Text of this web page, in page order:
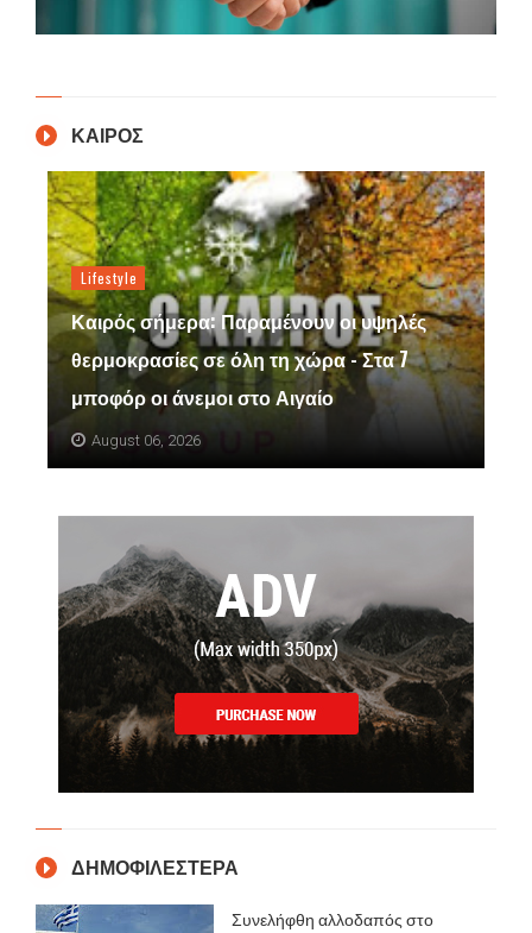
ΚΑΙΡΟΣ
Lifestyle
Καιρός σήμερα: Παραμένουν οι υψηλές
θερμοκρασίες σε όλη τη χώρα - Στα 7
μποφόρ οι άνεμοι στο Αιγαίο
August 06, 2026
ΔΗΜΟΦΙΛΕΣΤΕΡΑ
Συνελήφθη αλλοδαπός στο